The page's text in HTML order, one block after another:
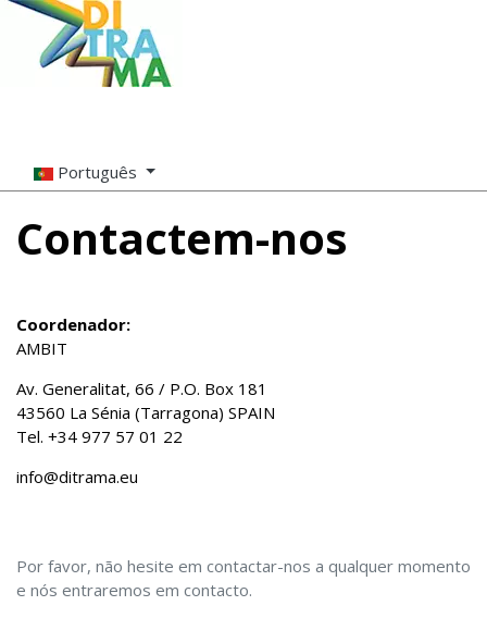
Português
Contactem-nos
Coordenador:
AMBIT
Av. Generalitat, 66 / P.O. Box 181
43560 La Sénia (Tarragona) SPAIN
Tel. +34 977 57 01 22
info@ditrama.eu
Por favor, não hesite em contactar-nos a qualquer momento
e nós entraremos em contacto.